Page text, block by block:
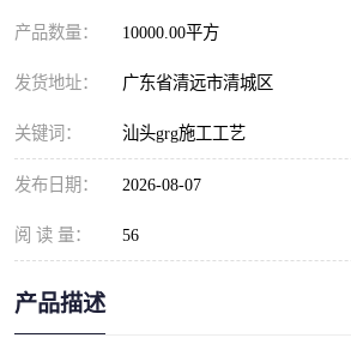
产品数量： 10000.00平方
发货地址： 广东省清远市清城区
关键词： 汕头grg施工工艺
发布日期： 2026-08-07
阅 读 量： 56
产品描述